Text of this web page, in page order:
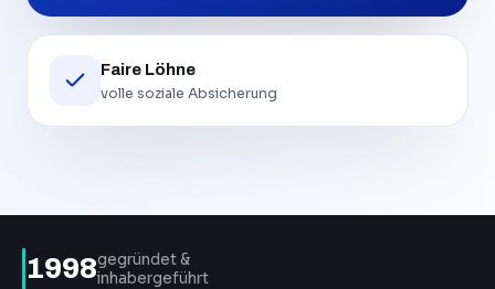
Faire Löhne
volle soziale Absicherung
1998gegründet &
inhabergeführt